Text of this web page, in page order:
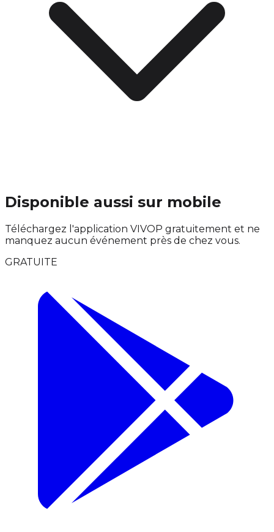
Disponible aussi sur mobile
Téléchargez l'application VIVOP gratuitement et ne
manquez aucun événement près de chez vous.
GRATUITE